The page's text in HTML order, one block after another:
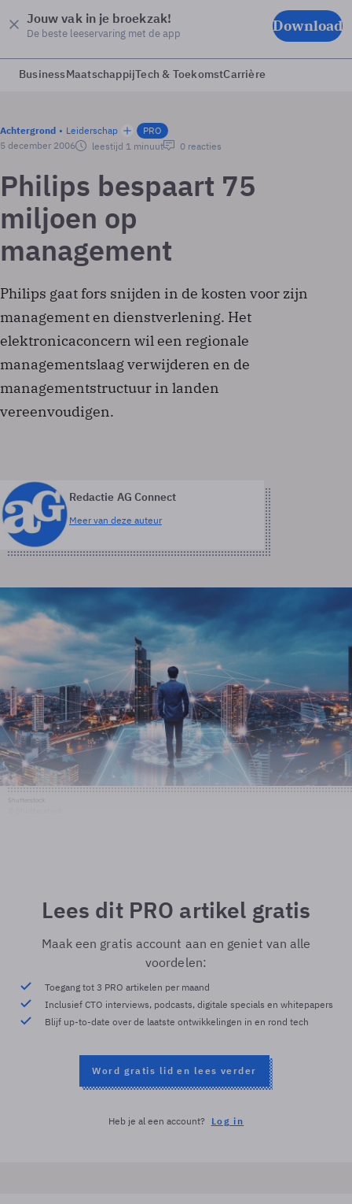
Jouw vak in je broekzak!
De beste leeservaring met de app Download
BusinessMaatschappijTech & ToekomstCarrière
Achtergrond Leiderschap
PRO
5 december 2006
leestijd 1 minuut 0 reacties
Philips bespaart 75
miljoen op
management
Philips gaat fors snijden in de kosten voor zijn
management en dienstverlening. Het
elektronicaconcern wil een regionale
managementslaag verwijderen en de
managementstructuur in landen
vereenvoudigen.
Redactie AG Connect
Meer van deze auteur
Lees dit PRO artikel gratis
Maak een gratis account aan en geniet van alle
voordelen:
Toegang tot 3 PRO artikelen per maand
Inclusief CTO interviews, podcasts, digitale specials en whitepapers
Blijf up-to-date over de laatste ontwikkelingen in en rond tech
Word gratis lid en lees verder
Heb je al een account? Log in